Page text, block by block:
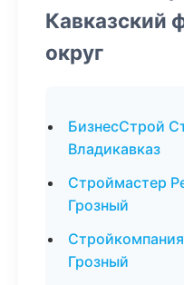
Кавказский
округ
БизнесСтрой
Владикавказ
Строймастер
Грозный
Грозный